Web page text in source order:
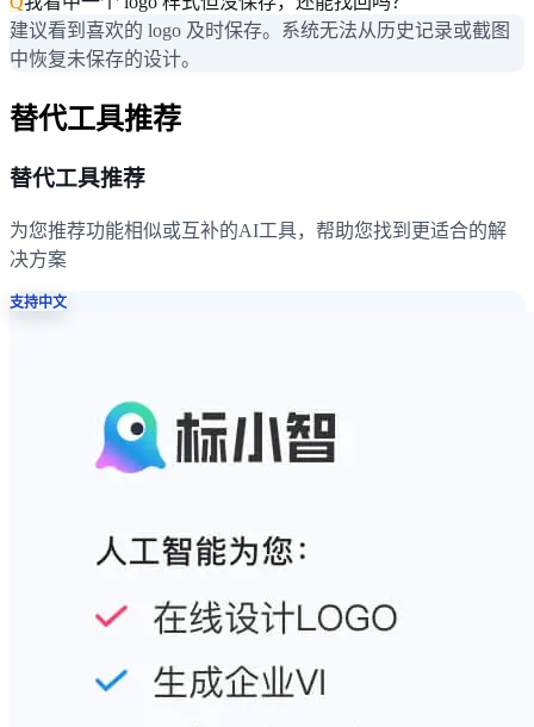
建议看到喜欢的 logo 及时保存。系统无法从历史记录或截图
中恢复未保存的设计。
替代工具推荐
替代工具推荐
为您推荐功能相似或互补的AI工具，帮助您找到更适合的解
决方案
支持中文